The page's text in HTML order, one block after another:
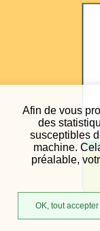
Afin de vous
des
susceptibles
machine.
préalable,
OK, tout accepter